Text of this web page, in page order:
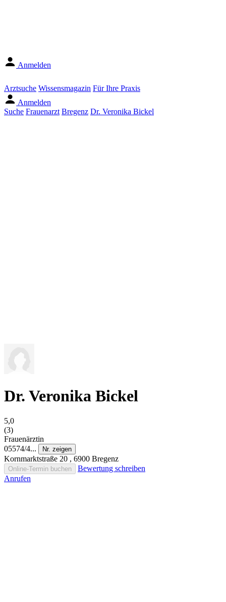
Anmelden
Arztsuche Wissensmagazin Für Ihre Praxis
Anmelden
Suche Frauenarzt Bregenz Dr. Veronika Bickel
Dr. Veronika Bickel
5,0
(3)
Frauenärztin
05574/4...
Nr. zeigen
Kornmarktstraße 20 , 6900 Bregenz
Online-Termin buchen
Bewertung schreiben
Anrufen